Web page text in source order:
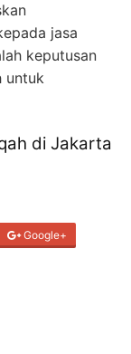
jasa
keputusan
untuk
di Jakarta
Google+